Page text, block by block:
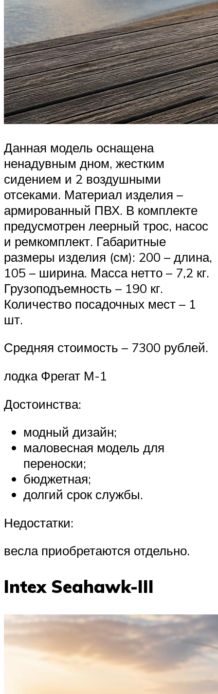
Данная модель оснащена
ненадувным дном, жестким
сидением и 2 воздушными
отсеками. Материал изделия –
армированный ПВХ. В комплекте
предусмотрен леерный трос, насос
и ремкомплект. Габаритные
размеры изделия (см): 200 – длина,
105 – ширина. Масса нетто – 7,2 кг.
Грузоподъемность – 190 кг.
Количество посадочных мест – 1
шт.
Средняя стоимость – 7300 рублей.
лодка Фрегат М-1
Достоинства:
модный дизайн;
маловесная модель для
переноски;
бюджетная;
долгий срок службы.
Недостатки:
весла приобретаются отдельно.
Intex Seahawk-III